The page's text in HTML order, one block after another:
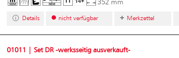
352 mm
Details nicht verfügbar Merkzettel
01011 | Set DR -werksseitig ausverkauft-